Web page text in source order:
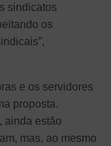
sindicatos
os
e os servidores
proposta.
ainda estão
mas, ao mesmo